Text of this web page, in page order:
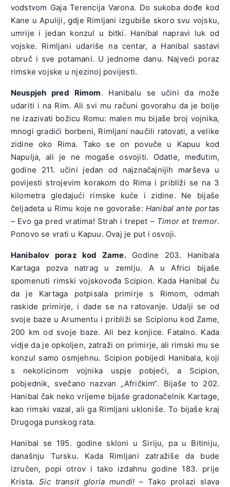
vodstvom Gaja Terencija Varona. Do sukoba dođe kod
Kane u Apuliji, gdje Rimljani izgubiše skoro svu vojsku,
umrije i jedan konzul u bitki. Hanibal napravi luk od
vojske. Rimljani udariše na centar, a Hanibal sastavi
obruč i sve potamani. U jednome danu. Najveći poraz
rimske vojske u njezinoj povijesti.
Neuspjeh pred Rimom. Hanibalu se učini da može
udariti i na Rim. Ali svi mu računi govorahu da je bolje
ne izazivati božicu Romu: malen mu bijaše broj vojnika,
mnogi gradići borbeni, Rimljani naučili ratovati, a velike
zidine oko Rima. Tako se on povuče u Kapuu kod
Napulja, ali je ne mogaše osvojiti. Odatle, međutim,
godine 211. učini jedan od najznačajnijih marševa u
povijesti strojevim korakom do Rima i približi se na 3
kilometra gledajući rimske kuće i zidine. Ne bijaše
čeljadeta u Rimu koje ne govoraše: Hanibal ante portas
– Evo ga pred vratima! Strah i trepet – Timor et tremor.
Ponovo se vrati u Kapuu. Ovaj je put i osvoji.
Hanibalov poraz kod Zame.Godine 203. Hanibala
Kartaga pozva natrag u zemlju. A u Africi bijaše
spomenuti rimski vojskovođa Scipion. Kada Hanibal ču
da je Kartaga potpisala primirje s Rimom, odmah
raskide primirje, i dade se na ratovanje. Udalji se od
svoje baze u Arumentu i približi se Scipionu kod Zame,
200 km od svoje baze. Ali bez konjice. Fatalno. Kada
vidje da je opkoljen, zatraži on primirje, ali rimski mu se
konzul samo osmjehnu. Scipion pobijedi Hanibala, koji
s nekolicinom vojnika uspje pobjeći, a Scipion,
pobjednik, svečano nazvan „Afričkim“. Bijaše to 202.
Hanibal čak neko vrijeme bijaše gradonačelnik Kartage,
kao rimski vazal, ali ga Rimljani ukloniše. To bijaše kraj
Drugoga punskog rata.
Hanibal se 195. godine skloni u Siriju, pa u Bitiniju,
današnju Tursku. Kada Rimljani zatražiše da bude
izručen, popi otrov i tako izdahnu godine 183. prije
Krista.Sic transit gloria mundi! – Tako prolazi slava